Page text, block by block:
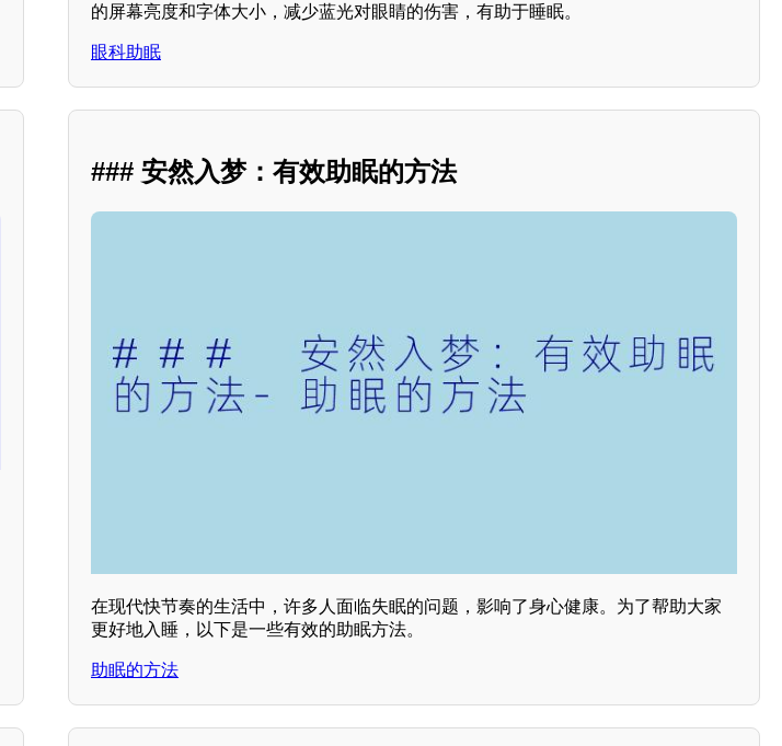
的屏幕亮度和字体大小，减少蓝光对眼睛的伤害，有助于睡眠。
眼科助眠
### 安然入梦：有效助眠的方法
在现代快节奏的生活中，许多人面临失眠的问题，影响了身心健康。为了帮助大家
更好地入睡，以下是一些有效的助眠方法。
助眠的方法